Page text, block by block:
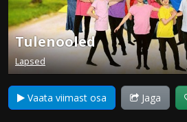
Tulenooled
Lapsed
Vaata viimast osa Jaga